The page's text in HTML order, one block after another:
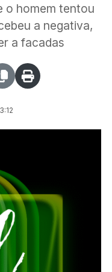
o homem tentou
a negativa,
a facadas